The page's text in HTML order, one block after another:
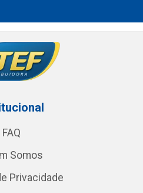
FAQ
Somos
Privacidade